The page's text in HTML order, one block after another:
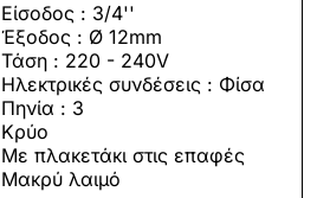
Είσοδος : 3/4''
Έξοδος : Ø 12mm
Τάση : 220 - 240V
Ηλεκτρικές συνδέσεις : Φίσα
Πηνία : 3
Κρύο
Με πλακετάκι στις επαφές
Μακρύ λαιμό